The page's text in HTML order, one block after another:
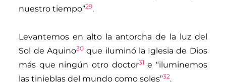
nuestro tiempo”29.
Levantemos en alto la antorcha de la luz del
Sol de Aquino30que iluminó la Iglesia de Dios
más que ningún otro doctor31 e “iluminemos
las tinieblas del mundo como soles”32.